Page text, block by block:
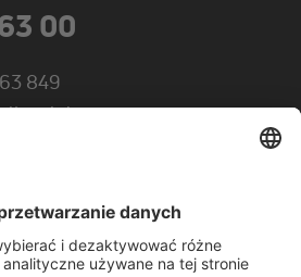
00
849
lignal.de
o innowacyjnych